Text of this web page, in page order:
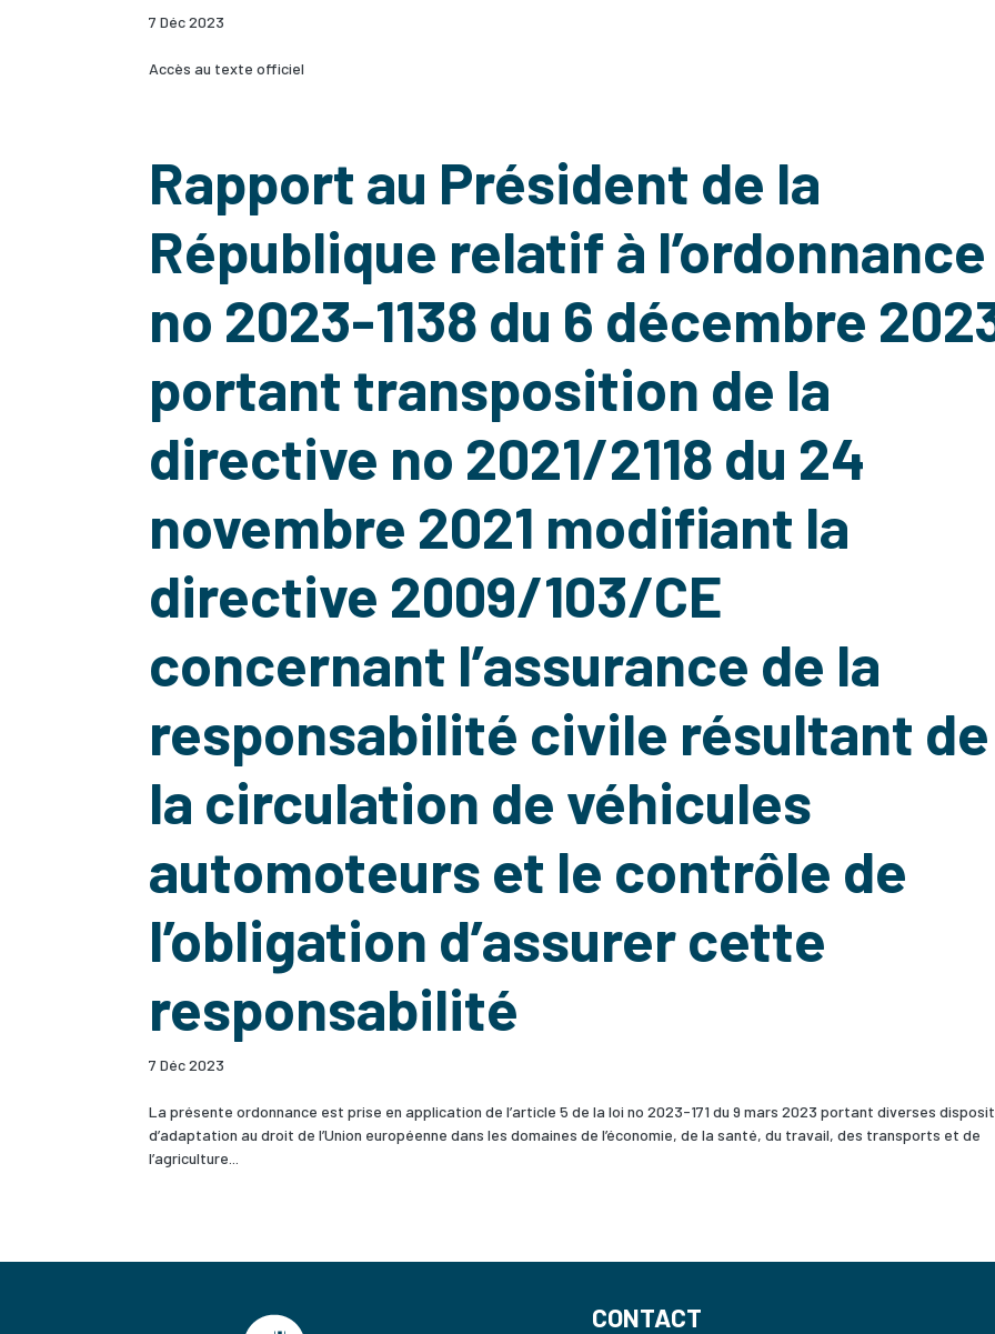
7 Déc 2023
Accès au texte officiel
Rapport au Président de la
République relatif à l’ordonnance
no 2023-1138 du 6 décembre
portant transposition de la
directive no 2021/2118 du 24
novembre 2021 modifiant la
directive 2009/103/CE
concernant l’assurance de la
responsabilité civile résultant de
la circulation de véhicules
automoteurs et le contrôle de
l’obligation d’assurer cette
responsabilité
7 Déc 2023
La présente ordonnance est prise en application de l’article 5 de la loi no 2023-171 du 9 mars 2023 portant diverses
d’adaptation au droit de l’Union européenne dans les domaines de l’économie, de la santé, du travail, des transports et de
l’agriculture...
CONTACT